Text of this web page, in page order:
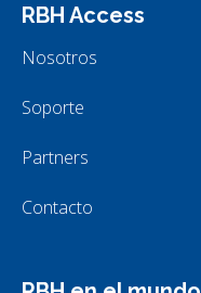
RBH Access
Nosotros
Soporte
Partners
Contacto